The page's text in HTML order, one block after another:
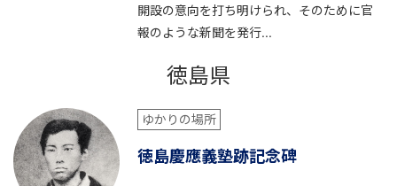
開設の意向を打ち明けられ、そのために官
報のような新聞を発行...
徳島県
ゆかりの場所
徳島慶應義塾跡記念碑